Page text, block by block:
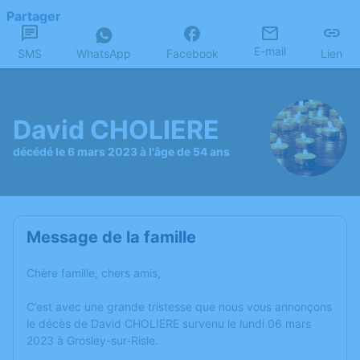
Partager
SMS WhatsApp Facebook E-mail Lien
David CHOLIERE
décédé le 6 mars 2023 à l'âge de 54 ans
Message de la famille
Chère famille, chers amis,
C’est avec une grande tristesse que nous vous annonçons
le décès de David CHOLIERE survenu le lundi 06 mars
2023 à Grosley-sur-Risle.